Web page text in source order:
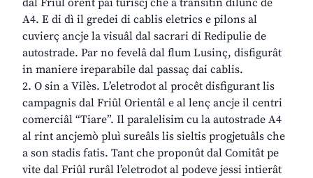
dal Friûl orent pai turiscj che a transitin dilunc de
A4. E di dì il gredei di cablis eletrics e pilons al
cuvierç ancje la visuâl dal sacrari di Redipulie de
autostrade. Par no fevelâ dal flum Lusinç, disfigurât
in maniere ireparabile dal passaç dai cablis.
2. O sin a Vilès. L’eletrodot al procêt disfigurant lis
campagnis dal Friûl Orientâl e al lenç ancje il centri
comerciâl “Tiare”. Il paralelisim cu la autostrade A4
al rint ancjemò pluì sureâls lis sieltis progjetuâls che
a son stadis fatis. Tant che proponût dal Comitât pe
vite dal Friûl rurâl l’eletrodot al podeve jessi intierât